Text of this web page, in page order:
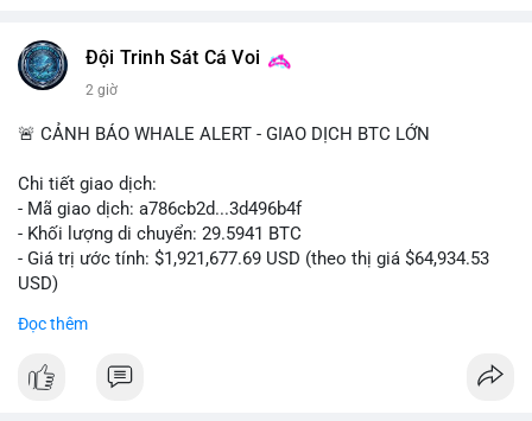
#vlikevn #titanbot
📰 Nguồn: Cointelegraph
Đội Trinh Sát Cá Voi
2 giờ
🚨 CẢNH BÁO WHALE ALERT - GIAO DỊCH BTC LỚN
Chi tiết giao dịch:
- Mã giao dịch: a786cb2d...3d496b4f
- Khối lượng di chuyển: 29.5941 BTC
- Giá trị ước tính: $1,921,677.69 USD (theo thị giá $64,934.53
USD)
USD được thực hiện trong một khối chưa xác nhận cho thấy
Đọc thêm